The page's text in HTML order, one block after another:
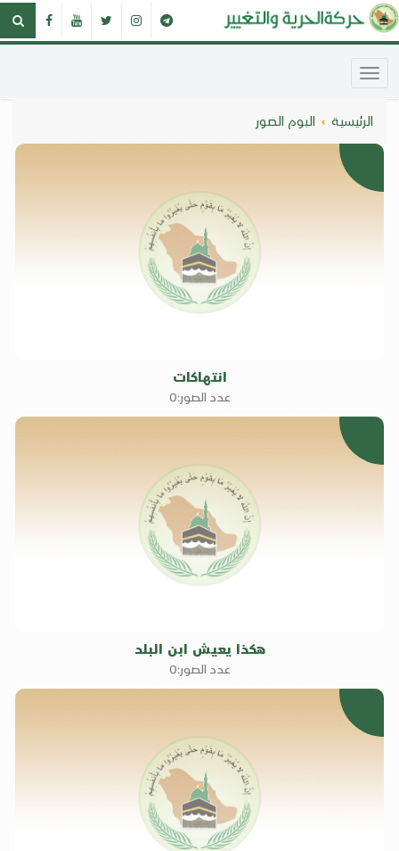
الرئيسية البوم الصور
انتهاكات
عدد الصور:0
هكذا يعيش ابن البلد
عدد الصور:0